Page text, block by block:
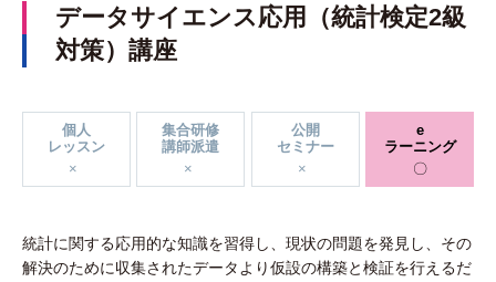
データサイエンス応用（統計検定2級
対策）講座
個人
レッスン
集合研修
講師派遣
公開
セミナー
e
ラーニング
統計に関する応用的な知識を習得し、現状の問題を発見し、その
解決のために収集されたデータより仮設の構築と検証を行えるだ